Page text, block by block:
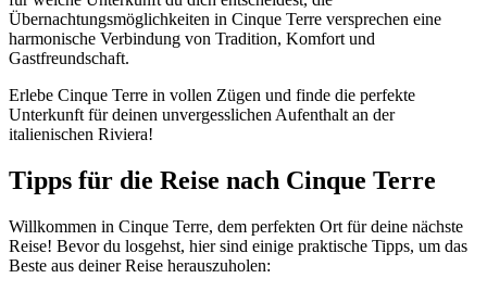
Übernachtungsmöglichkeiten in Cinque Terre versprechen eine
harmonische Verbindung von Tradition, Komfort und
Gastfreundschaft.
Erlebe Cinque Terre in vollen Zügen und finde die perfekte
Unterkunft für deinen unvergesslichen Aufenthalt an der
italienischen Riviera!
Tipps für die Reise nach Cinque Terre
Willkommen in Cinque Terre, dem perfekten Ort für deine nächste
Reise! Bevor du losgehst, hier sind einige praktische Tipps, um das
Beste aus deiner Reise herauszuholen: